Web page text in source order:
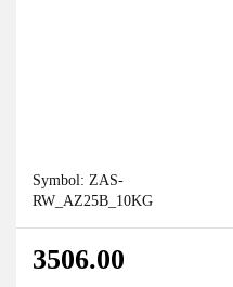
Symbol: ZAS-
RW_AZ25B_10KG
3506.00